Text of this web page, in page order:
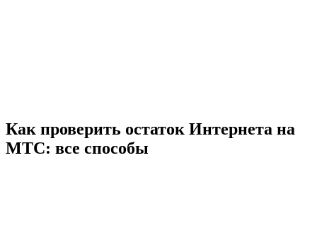
Как проверить остаток Интернета на
МТС: все способы